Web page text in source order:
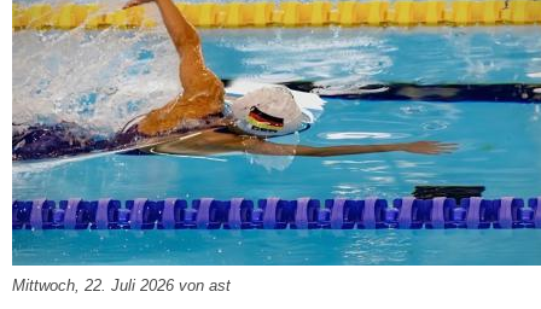
Mittwoch, 22. Juli 2026 von ast